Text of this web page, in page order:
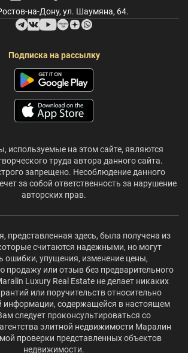
на-Дону, ул. Шаумяна, 64.
Подписка на рассылку
используемые на этом сайте, являются
труда автора данного сайта.
запрещено. Несоблюдение данного
за собой ответственность за нарушение
авторских прав.
представленная здесь, была получена из
считаются надежными, но могут
ошибки, упущения, изменение цены,
продажу или отзыв без предварительного
Luxury Real Estate не делает никаких
или поручительств относительно
информации, содержащейся в настоящем
следует проконсультироваться со
элитной недвижимости Маралин
проверки представленных объектов
недвижимости.